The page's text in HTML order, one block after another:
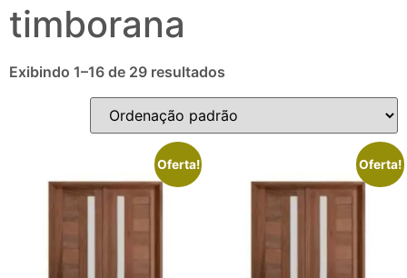
timborana
Exibindo 1–16 de 29 resultados
Oferta! Oferta!